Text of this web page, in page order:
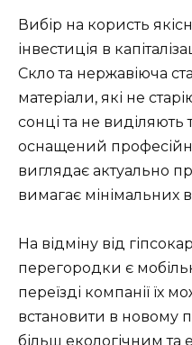
Вибір на користь
інвестиція в
Скло та нержавіюча
матеріали, які не
сонці та не
оснащений
виглядає актуально
вимагає мінімальних
На відміну від
перегородки є
переїзді компанії їх
встановити в новому
більш екологічним